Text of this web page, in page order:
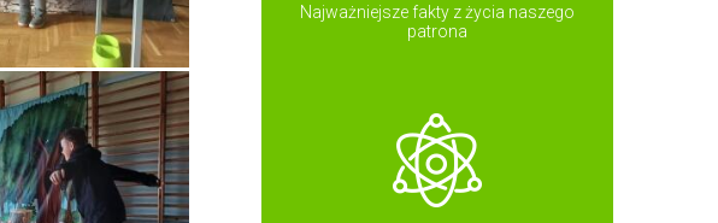
Najważniejsze fakty z życia naszego
patrona